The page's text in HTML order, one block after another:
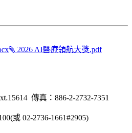
2026 AI醫療領航大獎.pdf
傳真： 886-2-2732-7351
或 02-2736-1661#2905)